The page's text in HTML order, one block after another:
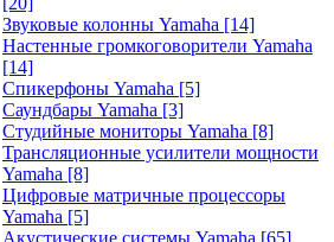
Звуковые колонны Yamaha [14]
Настенные громкоговорители Yamaha
[14]
Спикерфоны Yamaha [5]
Саундбары Yamaha [3]
Студийные мониторы Yamaha [8]
Трансляционные усилители мощности
Yamaha [8]
Цифровые матричные процессоры
Yamaha [5]
Акустические системы Yamaha [65]